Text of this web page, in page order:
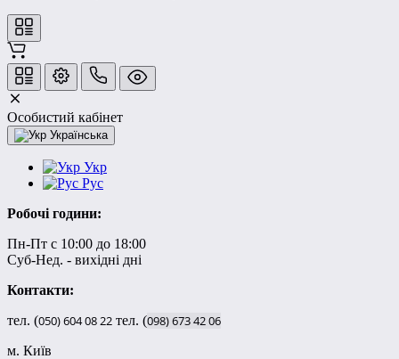
Особистий кабінет
Українська
Укр
Рус
Робочі години:
Пн-Пт с 10:00 до 18:00
Суб-Нед. - вихідні дні
Контакти:
тел. (050)6040822 тел. (098)6734206
м. Київ